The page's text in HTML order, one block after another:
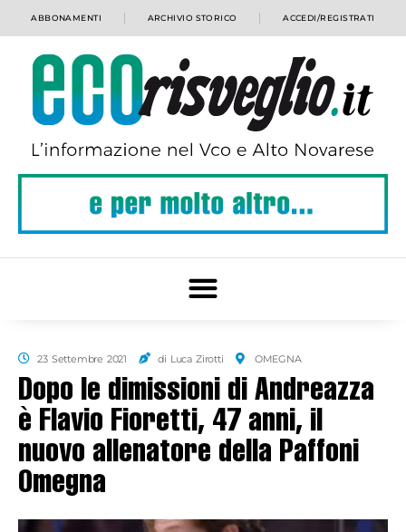
ABBONAMENTI ARCHIVIO STORICO ACCEDI/REGISTRATI
23 Settembre 2021 di Luca Zirotti OMEGNA
Dopo le dimissioni di Andreazza
è Flavio Fioretti, 47 anni, il
nuovo allenatore della Paffoni
Omegna